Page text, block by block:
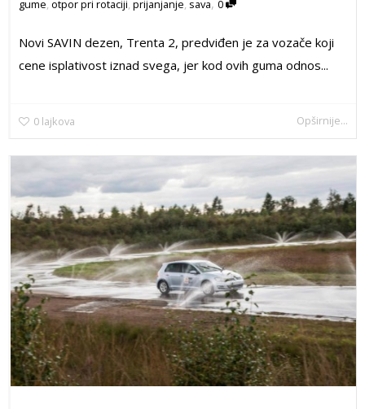
gume, otpor pri rotaciji, prijanjanje, sava, 0
Novi SAVIN dezen, Trenta 2, predviđen je za vozače koji
cene isplativost iznad svega, jer kod ovih guma odnos...
0 lajkova Opširnije...